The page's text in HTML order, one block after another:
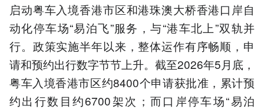
启动粤车入境香港市区和港珠澳大桥香港口岸自
动化停车场“易泊飞”服务，与“港车北上”双轨并
行。政策实施半年以来，整体运作有序畅顺，申
请和预约出行数字节节上升。截至2026年5月底，
粤车入境香港市区约8400个申请获批准，累计预
约出行数目约6700架次；而口岸停车场“易泊